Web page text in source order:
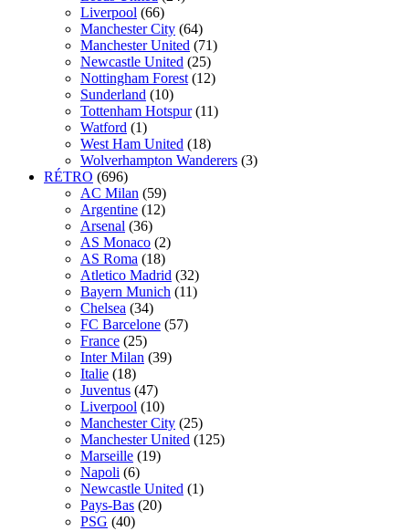
Liverpool (66)
Manchester City (64)
Manchester United (71)
Newcastle United (25)
Nottingham Forest (12)
Sunderland (10)
Tottenham Hotspur (11)
Watford (1)
West Ham United (18)
Wolverhampton Wanderers (3)
RÉTRO (696)
AC Milan (59)
Argentine (12)
Arsenal (36)
AS Monaco (2)
AS Roma (18)
Atletico Madrid (32)
Bayern Munich (11)
Chelsea (34)
FC Barcelone (57)
France (25)
Inter Milan (39)
Italie (18)
Juventus (47)
Liverpool (10)
Manchester City (25)
Manchester United (125)
Marseille (19)
Napoli (6)
Newcastle United (1)
Pays-Bas (20)
PSG (40)